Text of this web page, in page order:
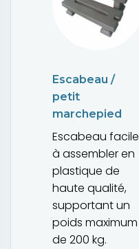
Escabeau /
petit
marchepied
Escabeau facile
à assembler en
plastique de
haute qualité,
supportant un
poids maximum
de 200 kg.